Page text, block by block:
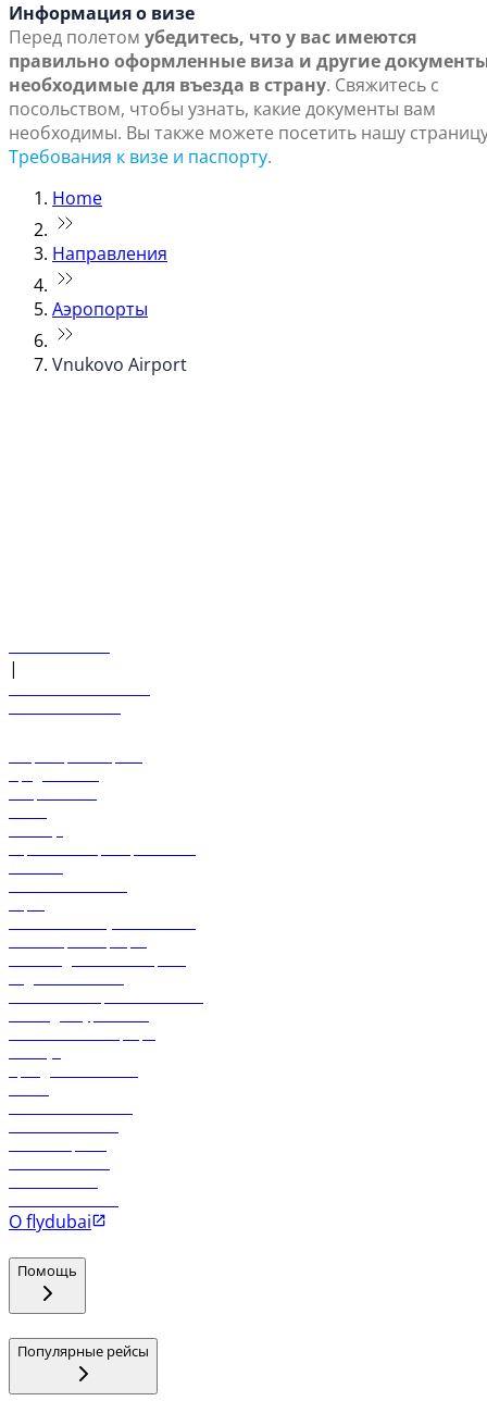
Информация о визе
Перед полетом убедитесь, что у вас имеются
правильно оформленные виза и другие
необходимые для въезда в страну. Свяжитесь с
посольством, чтобы узнать, какие документы вам
необходимы. Вы также можете посетить нашу
Требования к визе и паспорту.
Home
Направления
Аэропорты
Vnukovo Airport
|
О flydubai
Помощь
Популярные рейсы